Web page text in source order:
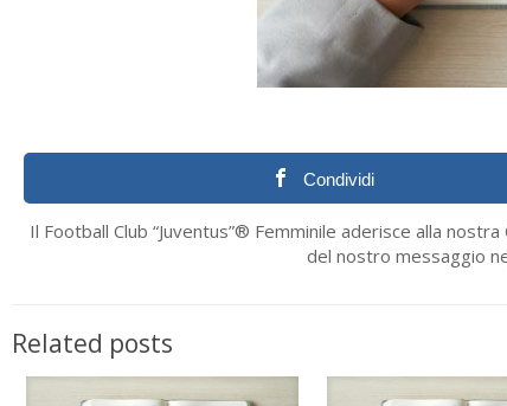
Condividi
Il Football Club “Juventus”® Femminile aderisce alla
del nostro messaggio
Related posts